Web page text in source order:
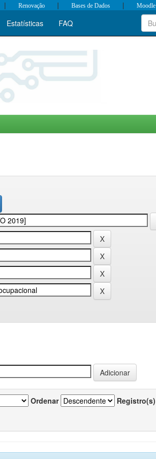
| Renovação | Bases de Dados | Moodle
Estatísticas FAQ
Ordenar Registro(s)